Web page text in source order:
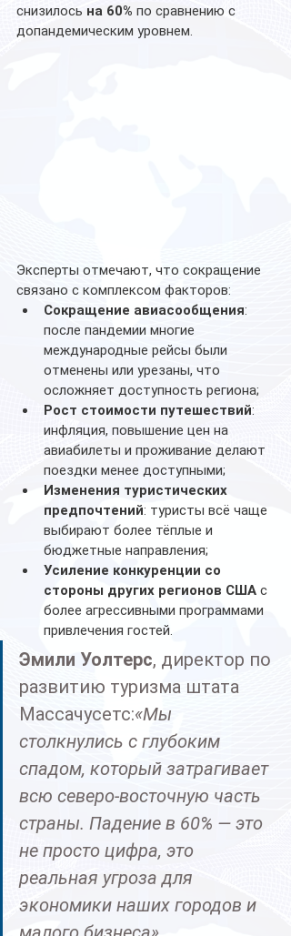
снизилось на 60% по сравнению с
допандемическим уровнем.
Эксперты отмечают, что сокращение
связано с комплексом факторов:
Сокращение авиасообщения:
после пандемии многие
международные рейсы были
отменены или урезаны, что
осложняет доступность региона;
Рост стоимости путешествий:
инфляция, повышение цен на
авиабилеты и проживание делают
поездки менее доступными;
Изменения туристических
предпочтений: туристы всё чаще
выбирают более тёплые и
бюджетные направления;
Усиление конкуренции со
стороны других регионов США с
более агрессивными программами
привлечения гостей.
Эмили Уолтерс, директор по
развитию туризма штата
Массачусетс:«Мы
столкнулись с глубоким
спадом, который затрагивает
всю северо-восточную часть
страны. Падение в 60% — это
не просто цифра, это
реальная угроза для
экономики наших городов и